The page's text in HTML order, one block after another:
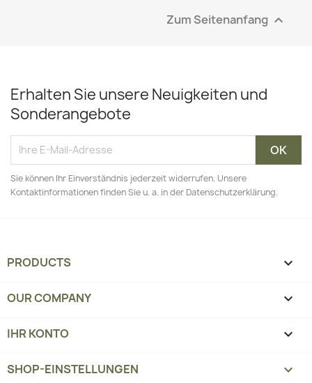
Zum Seitenanfang 
Erhalten Sie unsere Neuigkeiten und
Sonderangebote
Sie können Ihr Einverständnis jederzeit widerrufen. Unsere
Kontaktinformationen finden Sie u. a. in der Datenschutzerklärung.
PRODUCTS 
OUR COMPANY 
IHR KONTO 
SHOP-EINSTELLUNGEN keyboard_arrow_down